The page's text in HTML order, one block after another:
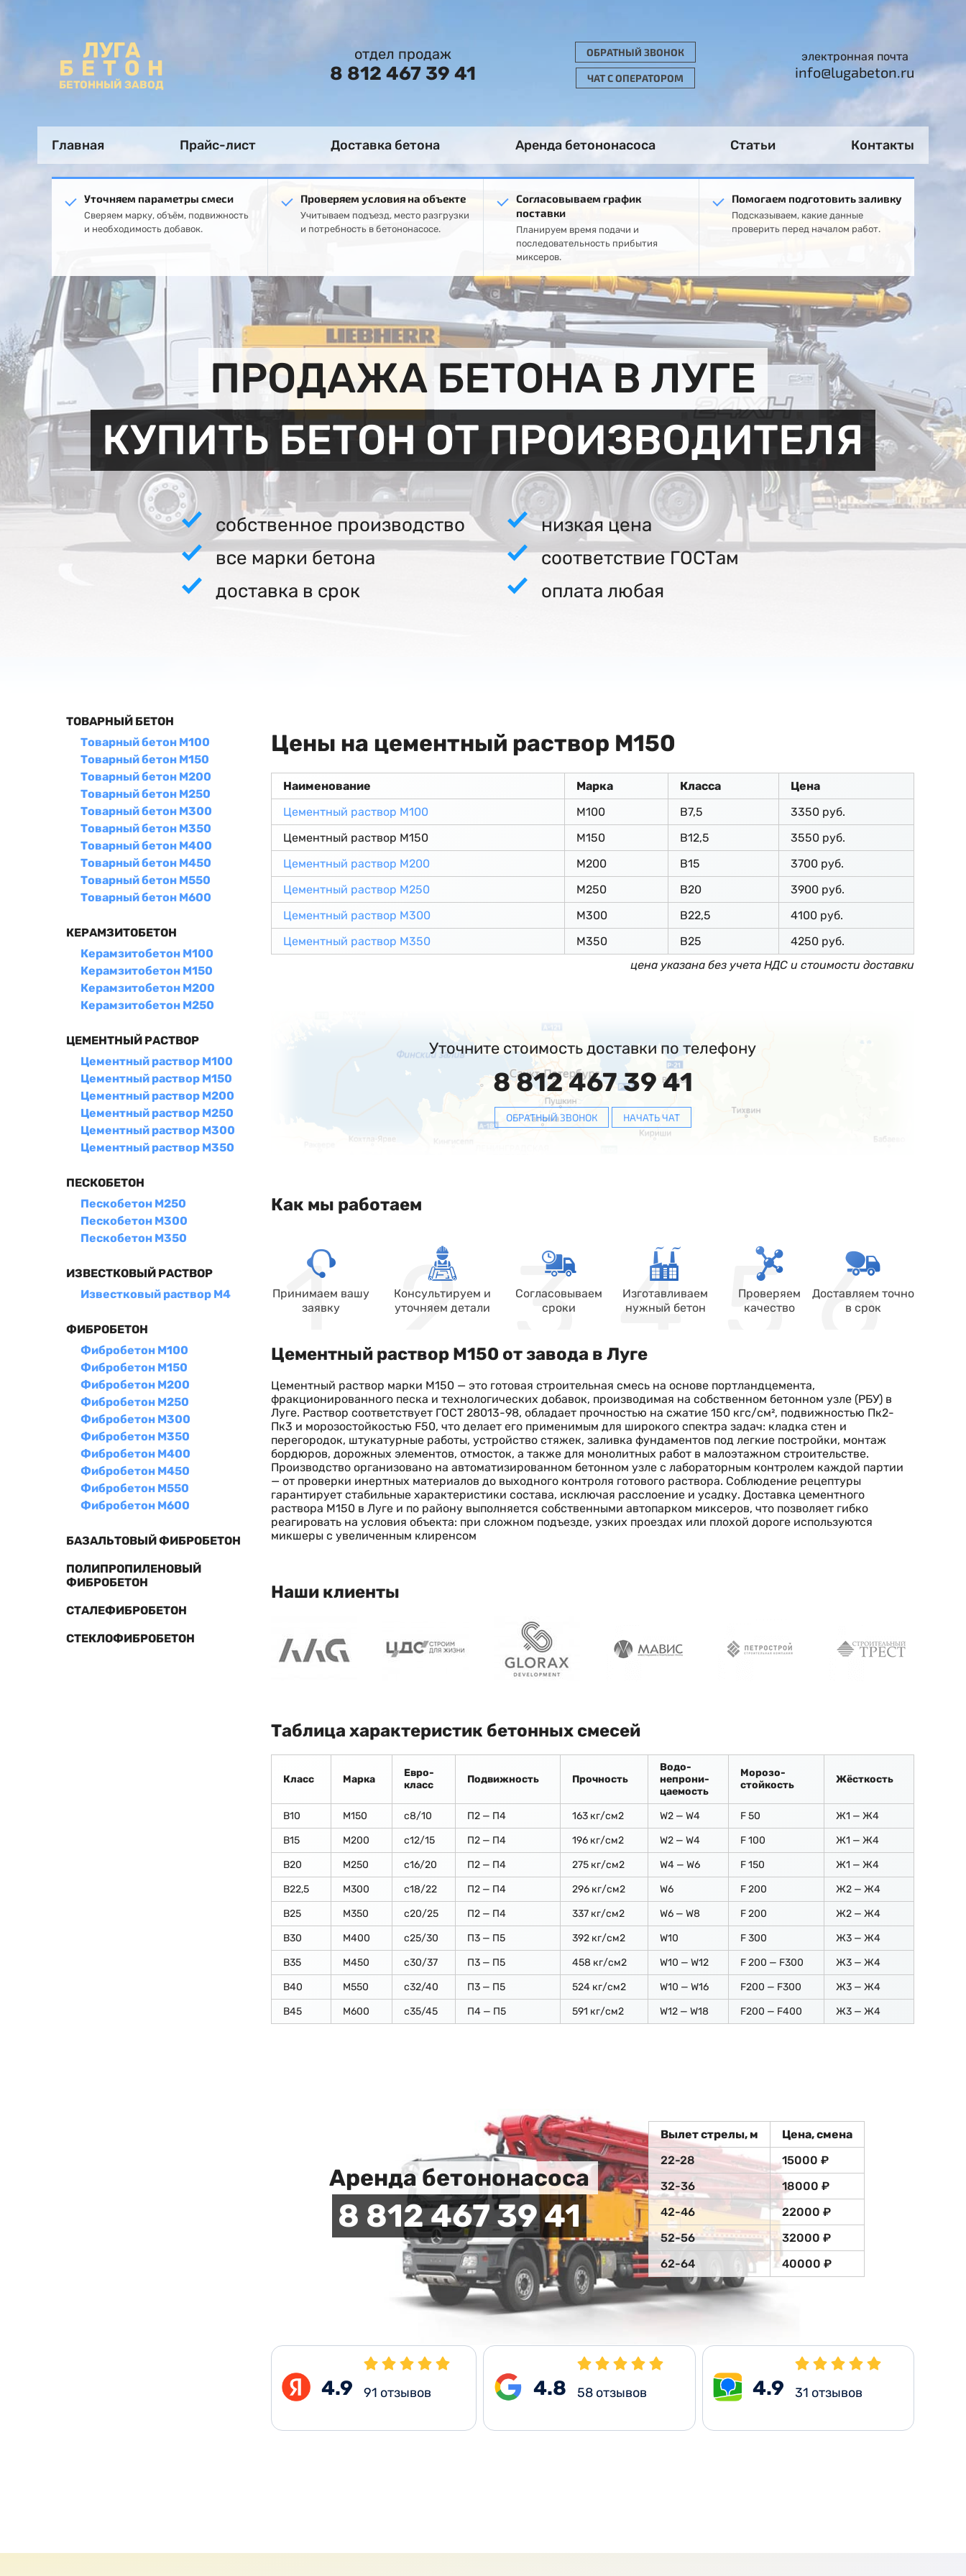
ЛУГА
БЕТОН
БЕТОННЫЙ ЗАВОД
отдел продаж
8 812 467 39 41
ОБРАТНЫЙ ЗВОНОК
ЧАТ С ОПЕРАТОРОМ
электронная почта
info@lugabeton.ru
Главная Прайс-лист Доставка бетона Аренда бетононасоса Статьи Контакты
Уточняем параметры смеси
Сверяем марку, объём, подвижность
и необходимость добавок.
Проверяем условия на объекте
Учитываем подъезд, место разгрузки
и потребность в бетононасосе.
Согласовываем график
поставки
Планируем время подачи и
последовательность прибытия
миксеров.
Помогаем подготовить заливку
Подсказываем, какие данные
проверить перед началом работ.
ПРОДАЖА БЕТОНА В ЛУГЕ
КУПИТЬ БЕТОН ОТ ПРОИЗВОДИТЕЛЯ
собственное производство
низкая цена
все марки бетона
соответствие ГОСТам
доставка в срок
оплата любая
ТОВАРНЫЙ БЕТОН
Товарный бетон М100
Товарный бетон М150
Товарный бетон М200
Товарный бетон М250
Товарный бетон М300
Товарный бетон М350
Товарный бетон М400
Товарный бетон М450
Товарный бетон М550
Товарный бетон М600
КЕРАМЗИТОБЕТОН
Керамзитобетон М100
Керамзитобетон М150
Керамзитобетон М200
Керамзитобетон М250
ЦЕМЕНТНЫЙ РАСТВОР
Цементный раствор М100
Цементный раствор М150
Цементный раствор М200
Цементный раствор М250
Цементный раствор М300
Цементный раствор М350
ПЕСКОБЕТОН
Пескобетон М250
Пескобетон М300
Пескобетон М350
ИЗВЕСТКОВЫЙ РАСТВОР
Известковый раствор М4
ФИБРОБЕТОН
Фибробетон М100
Фибробетон М150
Фибробетон М200
Фибробетон М250
Фибробетон М300
Фибробетон М350
Фибробетон М400
Фибробетон М450
Фибробетон М550
Фибробетон М600
БАЗАЛЬТОВЫЙ ФИБРОБЕТОН
ПОЛИПРОПИЛЕНОВЫЙ
ФИБРОБЕТОН
СТАЛЕФИБРОБЕТОН
СТЕКЛОФИБРОБЕТОН
Цены на цементный раствор М150
Наименование Марка Класса
Цена
Цементный раствор М100
М100 В7,5
3350 руб.
Цементный раствор М150
М150 В12,5
3550 руб.
Цементный раствор М200
М200 В15
3700 руб.
Цементный раствор М250
М250 В20
3900 руб.
Цементный раствор М300
М300 В22,5
4100 руб.
Цементный раствор М350
М350 В25
4250 руб.
цена указана без учета НДС и стоимости доставки
Уточните стоимость доставки по телефону
8 812 467 39 41
ОБРАТНЫЙ ЗВОНОК НАЧАТЬ ЧАТ
Как мы работаем
Принимаем вашу
заявку
Консультируем и
уточняем детали
Согласовываем
сроки
Изготавливаем
нужный бетон
Проверяем
качество
Доставляем точно
в срок
Цементный раствор М150 от завода в Луге
Цементный раствор марки М150 — это готовая строительная смесь на основе портландцемента,
фракционированного песка и технологических добавок, производимая на собственном бетонном узле (РБУ) в
Луге. Раствор соответствует ГОСТ 28013-98, обладает прочностью на сжатие 150 кгс/см², подвижностью Пк2-
Пк3 и морозостойкостью F50, что делает его применимым для широкого спектра задач: кладка стен и
перегородок, штукатурные работы, устройство стяжек, заливка фундаментов под легкие постройки, монтаж
бордюров, дорожных элементов, отмосток, а также для монолитных работ в малоэтажном строительстве.
Производство организовано на автоматизированном бетонном узле с лабораторным контролем каждой партии
— от проверки инертных материалов до выходного контроля готового раствора. Соблюдение рецептуры
гарантирует стабильные характеристики состава, исключая расслоение и усадку. Доставка цементного
раствора М150 в Луге и по району выполняется собственными автопарком миксеров, что позволяет гибко
реагировать на условия объекта: при сложном подъезде, узких проездах или плохой дороге используются
микшеры с увеличенным клиренсом
Наши клиенты
Таблица характеристик бетонных смесей
Класс Марка
Евро-
класс
Подвижность Прочность
Водо-
непрони-
цаемость
Морозо-
стойкость
Жёсткость
В10 М150 c8/10 П2 — П4 163 кг/см2 W2 — W4 F 50
Ж1 — Ж4
В15
М200 с12/15 П2 — П4 196 кг/см2 W2 — W4 F 100
Ж1 — Ж4
В20
М250 с16/20 П2 — П4 275 кг/см2 W4 — W6 F 150
Ж1 — Ж4
В22,5
М300 с18/22 П2 — П4 296 кг/см2 W6 F 200
Ж2 — Ж4
В25
М350 с20/25 П2 — П4 337 кг/см2 W6 — W8 F 200
Ж2 — Ж4
В30
М400 с25/30 П3 — П5 392 кг/см2 W10 F 300
Ж3 — Ж4
В35
М450 с30/37 П3 — П5 458 кг/см2 W10 — W12 F 200 — F300
Ж3 — Ж4
В40
М550 с32/40 П3 — П5 524 кг/см2 W10 — W16 F200 — F300
Ж3 — Ж4
В45
М600 с35/45 П4 — П5 591 кг/см2 W12 — W18 F200 — F400 Ж3 — Ж4
Аренда бетононасоса
8 812 467 39 41
Вылет стрелы, м
Цена, смена
22-28
15000 ₽
32-36
18000 ₽
42-46
22000 ₽
52-56
32000 ₽
62-64
40000 ₽
4.9 91 отзывов 4.8 58 отзывов 4.9 31 отзывов